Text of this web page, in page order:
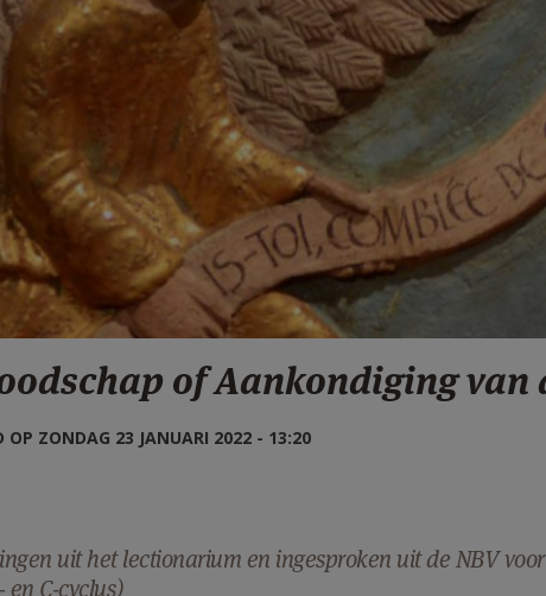
of Aankondiging van
OP ZONDAG 23 JANUARI 2022 - 13:20
uit het lectionarium en ingesproken uit de NBV
en C-cyclus)